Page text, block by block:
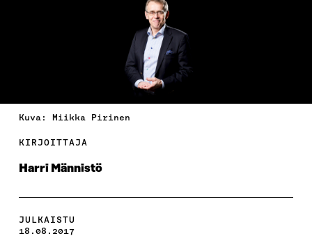
Kuva: Miikka Pirinen
KIRJOITTAJA
Harri Männistö
JULKAISTU
18.08.2017